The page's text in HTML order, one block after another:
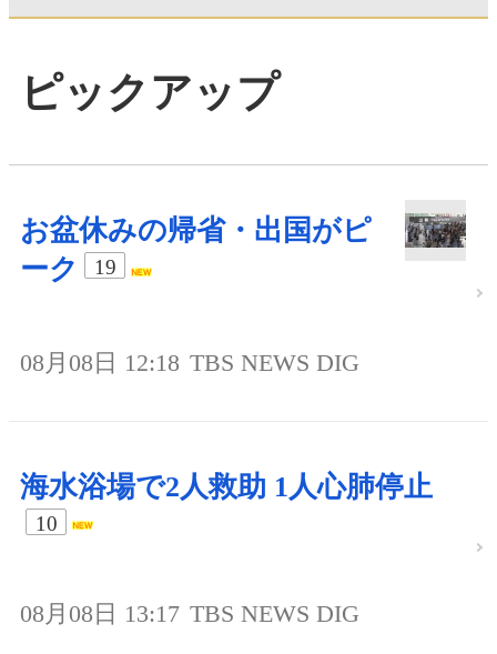
ピックアップ
お盆休みの帰省・出国がピ
ーク
19
08月08日 12:18 TBS NEWS DIG
海水浴場で2人救助 1人心肺停止
10
08月08日 13:17 TBS NEWS DIG